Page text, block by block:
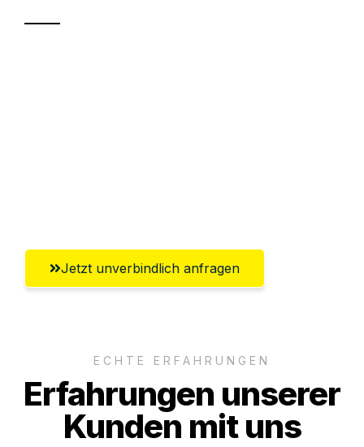
Jetzt unverbindlich anfragen
ECHTE ERFAHRUNGEN
Erfahrungen unserer
Kunden mit uns